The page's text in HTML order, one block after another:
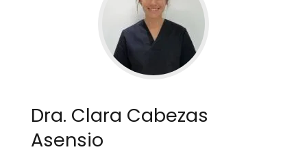
Dra. Clara Cabezas
Asensio